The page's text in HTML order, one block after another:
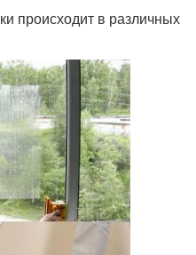
происходит в различных